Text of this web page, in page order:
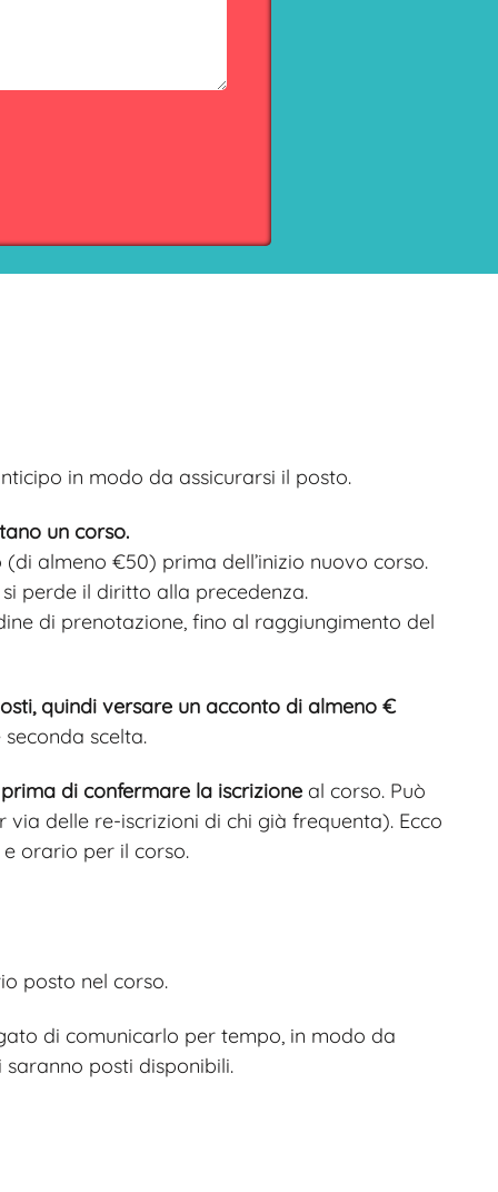
in modo da assicurarsi il posto.
un corso.
almeno €50) prima dell’inizio nuovo corso.
perde il diritto alla precedenza.
di prenotazione, fino al raggiungimento del
quindi versare un acconto di almeno €
scelta.
di confermare la iscrizioneal corso. Può
delle re-iscrizioni di chi già frequenta). Ecco
orario per il corso.
posto nel corso.
di comunicarlo per tempo, in modo da
posti disponibili.